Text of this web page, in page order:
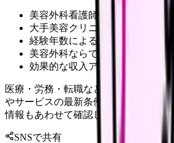
美容外科看護師の平均年収と月
大手美容クリニックと中小クリ
経験年数による収入の違い
美容外科ならではの手当やイン
効果的な収入アップ方法と昇給
医療・労務・転職など判断に影響す
やサービスの最新条件は公的機関・
情報もあわせて確認してください。
SNSで共有